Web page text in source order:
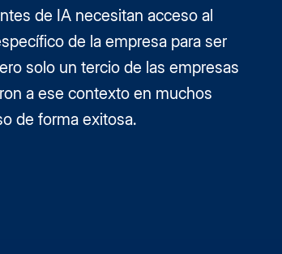
de IA necesitan acceso al
de la empresa para ser
solo un tercio de las empresas
a ese contexto en muchos
de forma exitosa.